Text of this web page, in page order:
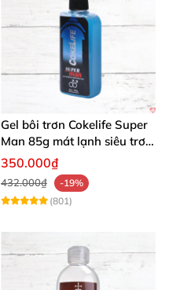
Gel bôi trơn Cokelife Super
Man 85g mát lạnh siêu trơn
an toàn
350.000₫
432.000₫
-19%
(801)